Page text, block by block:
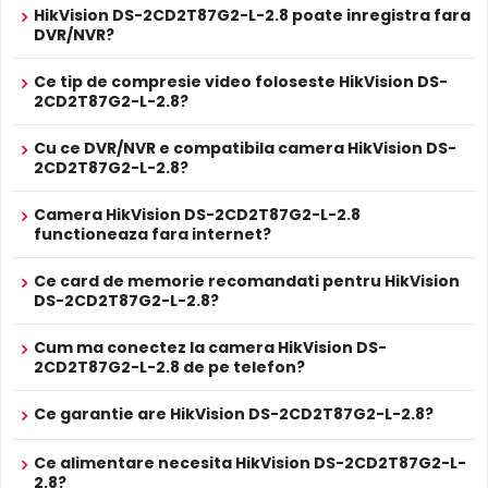
Infrarosu Inteligent (Smart IR)
Infrarosu Inteligent(Smart IR), ce regleaza automat
intensitatea iluminatorului in infrarosu in functie de
imaginii la distante mici.
Functia
camerei HikVision DS-2CD2T87G2-L-2.8, compenseaza
atat imaginea din prim plan, cat si imaginea de fundal, in
Alte functii
cea ce permite o vizualizare perfecta a celor
mai mici detalii iar tehnologia de analiza
diferenta intre persoane si masini, astfel
cautare in inregistrare.
Camera ColorVu cu rezolutie 8MP (3840 ×
2160) este echipata cu o lentila de 2.8mm ce
ofera un unghi de vizibilitate de pana la 102°,
iluminator lumina alba pentru o distanta de
de pana la 256GB.
Alimentare
12V DC / 8.5 W
Alimentare
Da
HikVision DS-2CD2T87G2-L-2.8 poate inregistra fara
DVR/NVR?
Ce tip de compresie video foloseste HikVision DS-
2CD2T87G2-L-2.8?
Cu ce DVR/NVR e compatibila camera HikVision DS-
2CD2T87G2-L-2.8?
Camera HikVision DS-2CD2T87G2-L-2.8
functioneaza fara internet?
Ce card de memorie recomandati pentru HikVision
DS-2CD2T87G2-L-2.8?
Cum ma conectez la camera HikVision DS-
2CD2T87G2-L-2.8 de pe telefon?
Ce garantie are HikVision DS-2CD2T87G2-L-2.8?
Ce alimentare necesita HikVision DS-2CD2T87G2-L-
2.8?